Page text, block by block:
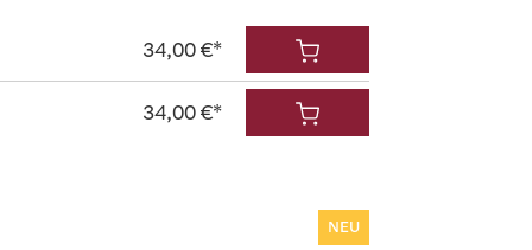
34,00 €*
34,00 €*
NEU